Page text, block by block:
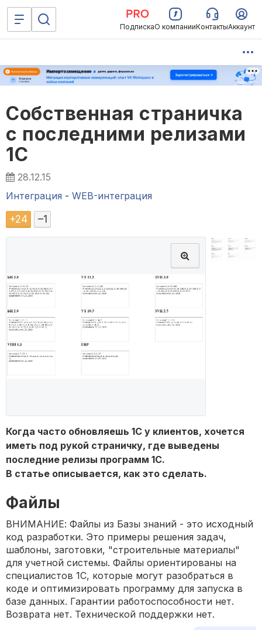
ПодпискаО компанииКонтактыАккаунт
Собственная страничка
с последними релизами
1С
28.12.15
Интеграция - WEB-интеграция
+24 –1
Когда часто обновляешь 1С у клиентов, хочется
иметь под рукой страничку, где выведены
последние релизы программ 1С.
В статье описывается, как это сделать.
Файлы
ВНИМАНИЕ: Файлы из Базы знаний - это исходный
код разработки. Это примеры решения задач,
шаблоны, заготовки, "строительные материалы"
для учетной системы. Файлы ориентированы на
специалистов 1С, которые могут разобраться в
коде и оптимизировать программу для запуска в
базе данных. Гарантии работоспособности нет.
Возврата нет. Технической поддержки нет.